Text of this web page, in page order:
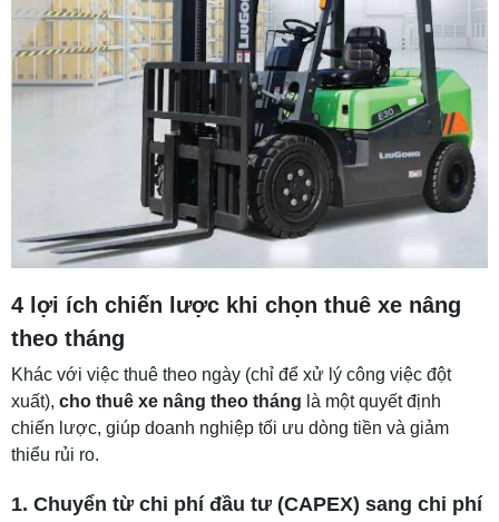
4 lợi ích chiến lược khi chọn thuê xe nâng
theo tháng
Khác với việc thuê theo ngày (chỉ để xử lý công việc đột
xuất), cho thuê xe nâng theo tháng là một quyết định
chiến lược, giúp doanh nghiệp tối ưu dòng tiền và giảm
thiểu rủi ro.
1. Chuyển từ chi phí đầu tư (CAPEX) sang chi phí